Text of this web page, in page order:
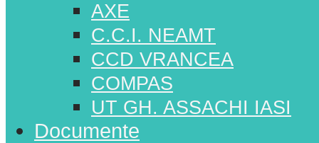
AXE
C.C.I. NEAMT
CCD VRANCEA
COMPAS
UT GH. ASSACHI IASI
Documente